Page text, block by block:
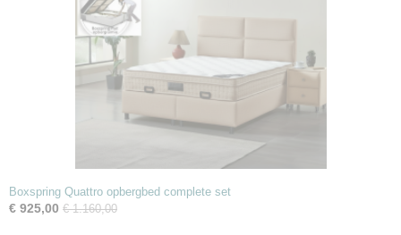
Boxspring Quattro opbergbed complete set
€ 925,00 € 1.160,00